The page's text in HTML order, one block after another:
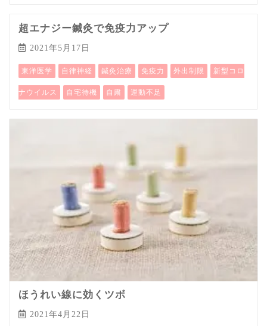
超エナジー鍼灸で免疫力アップ
2021年5月17日
東洋医学 自律神経 鍼灸治療 免疫力 外出制限 新型コロ
ナウイルス 自宅待機 自粛 運動不足
ほうれい線に効くツボ
2021年4月22日